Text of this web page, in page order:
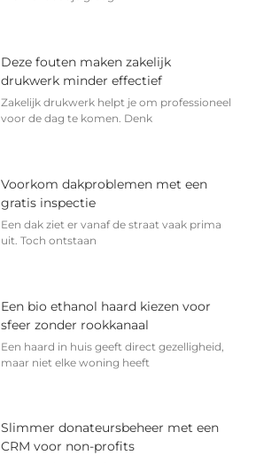
Deze fouten maken zakelijk
drukwerk minder effectief
Zakelijk drukwerk helpt je om professioneel
voor de dag te komen. Denk
Voorkom dakproblemen met een
gratis inspectie
Een dak ziet er vanaf de straat vaak prima
uit. Toch ontstaan
Een bio ethanol haard kiezen voor
sfeer zonder rookkanaal
Een haard in huis geeft direct gezelligheid,
maar niet elke woning heeft
Slimmer donateursbeheer met een
CRM voor non-profits